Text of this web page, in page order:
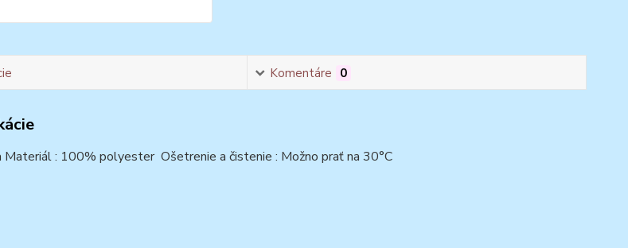
Komentáre 0
Materiál : 100% polyester Ošetrenie a čistenie : Možno prať na 30°C